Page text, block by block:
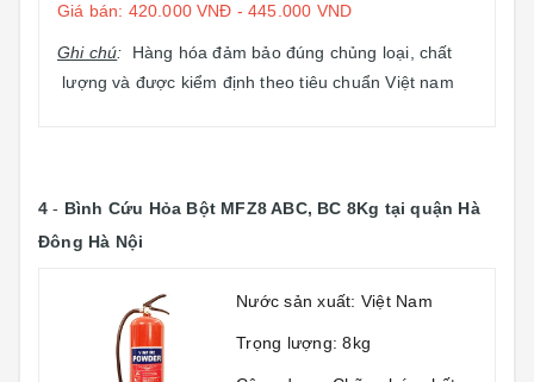
Giá bán: 420.000 VNĐ - 445.000 VND
Ghi chú: Hàng hóa đảm bảo đúng chủng loại, chất
lượng và được kiểm định theo tiêu chuẩn Việt nam
4 - Bình Cứu Hỏa Bột MFZ8 ABC, BC 8Kg tại quận Hà
Đông Hà Nội
Nước sản xuất: Việt Nam
Trọng lượng: 8kg